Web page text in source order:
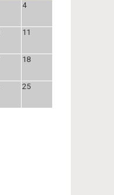
4
11
18
25